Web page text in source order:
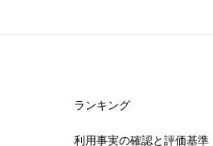
ランキング
利用事実の確認と評価基準